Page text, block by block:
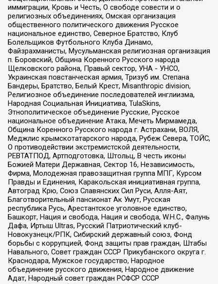
иммиграции, Кровь и Честь, О свободе совести и о
религиозных объединениях, Омская организация
общественного политического движения Русское
национальное единство, Северное Братство, Клуб
Болельщиков Футбольного Клуба Динамо,
Файзрахманисты, Мусульманская религиозная организация
п. Боровский, Община Коренного Русского народа
Щелковского района, Правый сектор, УНА - УНСО,
Украинская повстанческая армия, Тризуб им. Степана
Бандеры, Братство, Белый Крест, Misanthropic division,
Религиозное объединение последователей инглиизма,
Народная Социальная Инициатива, TulaSkins,
Этнополитическое объединение Русские, Русское
национальное объединение Атака, Мечеть Мирмамеда,
Община Коренного Русского народа г. Астрахани, ВОЛЯ,
Меджлис крымскотатарского народа, Рубеж Севера, ТОЙС,
О противодействии экстремистской деятельности,
РЕВТАТПОД, Артподготовка, Штольц, В честь иконы
Божией Матери Державная, Сектор 16, Независимость,
Фирма, Молодежная правозащитная группа МПГ, Курсом
Правды и Единения, Каракольская инициативная группа,
Автоград Крю, Союз Славянских Сил Руси, Алля-Аят,
Благотворительный пансионат Ак Умут, Русская
республика Русь, Арестантское уголовное единство,
Башкорт, Нация и свобода, Нация и свобода, W.H.С., Фалунь
Дафа, Иртыш Ultras, Русский Патриотический клуб-
Новокузнецк/РПК, Сибирский державный союз, Фонд
борьбы с коррупцией, Фонд защиты прав граждан, Штабы
Навального, Совет граждан СССР Прикубанского округа г.
Краснодара, Мужское государство, Народное
объединение русского движения, Народное движение
Адат, Народный совет граждан РСФСР СССР